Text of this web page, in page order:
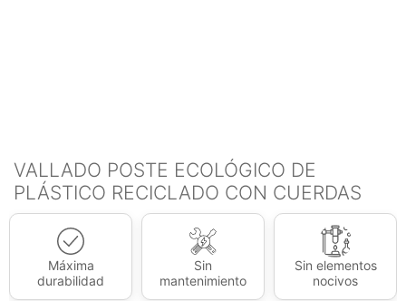
VALLADO POSTE ECOLÓGICO DE
PLÁSTICO RECICLADO CON CUERDAS
Máxima
durabilidad
Sin
mantenimiento
Sin elementos
nocivos